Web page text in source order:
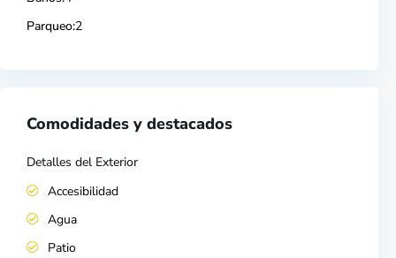
Parqueo:2
Comodidades y destacados
Detalles del Exterior
Accesibilidad
Agua
Patio